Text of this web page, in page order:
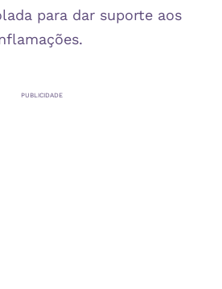
para dar suporte aos
PUBLICIDADE